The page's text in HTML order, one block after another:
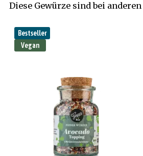
Diese Gewürze sind bei
Bestseller
Vegan